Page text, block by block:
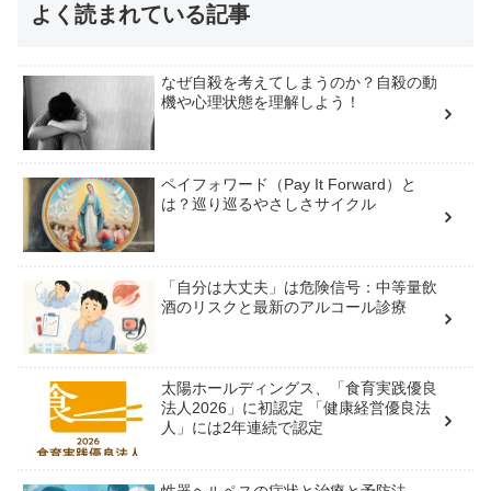
よく読まれている記事
なぜ自殺を考えてしまうのか？自殺の動
機や心理状態を理解しよう！
ペイフォワード（Pay It Forward）と
は？巡り巡るやさしさサイクル
「自分は大丈夫」は危険信号：中等量飲
酒のリスクと最新のアルコール診療
太陽ホールディングス、「食育実践優良
法人2026」に初認定 「健康経営優良法
人」には2年連続で認定